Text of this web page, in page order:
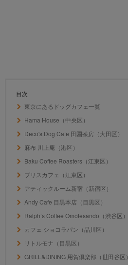
目次
東京にあるドッグカフェ一覧
Hama House（中央区）
Deco's Dog Cafe 田園茶房（大田区）
麻布 川上庵（港区）
Baku Coffee Roasters（江東区）
ブリスカフェ（江東区）
アティックルーム新宿（新宿区）
Andy Cafe 目黒本店（目黒区）
Ralph’s Coffee Omotesando（渋谷区）
カフェ ショコラパン（品川区）
リトルモナ（目黒区）
GRILL&DINING 用賀倶楽部（世田谷区）